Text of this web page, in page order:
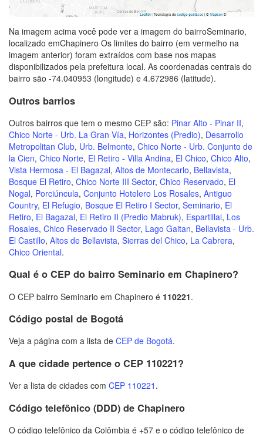
Na imagem acima você pode ver a imagem do bairroSeminario,
localizado emChapinero Os limites do bairro (em vermelho na
imagem anterior) foram extraídos com base nos mapas
disponibilizados pela prefeitura local. As coordenadas centrais do
bairro são -74.040953 (longitude) e 4.672986 (latitude).
Outros barrios
Outros bairros que tem o mesmo CEP são: Pinar Alto - Pinar II,
Chico Norte - Urb. La Gran Vía, Horizontes (Predio), Desarrollo
Metropolitan Club, Urb. Belmonte, Chico Norte - Urb. Conjunto de
la Cien, Chico Norte, El Retiro - Villa Andina, El Chico, Chico Alto,
Vista Hermosa - El Bagazal, Altos de Montecarlo, Bellavista,
Bosque El Retiro, Chico Norte III Sector, Chico Reservado, El
Nogal, Porciúncula, Conjunto Hotelero Los Rosales, Antiguo
Country, El Refugio, Bosque El Retiro I Sector, Seminario, El
Retiro, El Bagazal, El Retiro II (Predio Mabruk), Espartillal, Los
Rosales, Chico Reservado II Sector, Lago Gaitan, Bellavista - Urb.
El Castillo, Altos de Bellavista, Sierras del Chico, La Cabrera,
Chico Oriental.
Qual é o CEP do bairro Seminario em Chapinero?
O CEP bairro Seminario em Chapinero é 110221.
Código postal de Bogotá
Veja a página com a lista de CEP de Bogotá.
A que cidade pertence o CEP 110221?
Ver a lista de cidades com CEP 110221 .
Código telefônico (DDD) de Chapinero
O código telefônico da Colômbia é +57 e o código telefônico de